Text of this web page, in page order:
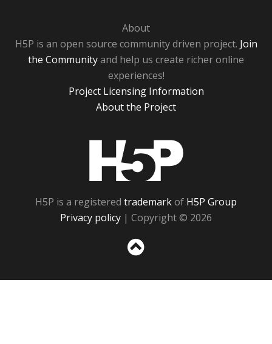
About
H5P is an open source community driven project. Join
the Communityand help us create richer online
experiences!
Project Licensing Information
About the Project
H5P is a registered trademarkof H5P Group
Privacy policy | Copyright © 2026